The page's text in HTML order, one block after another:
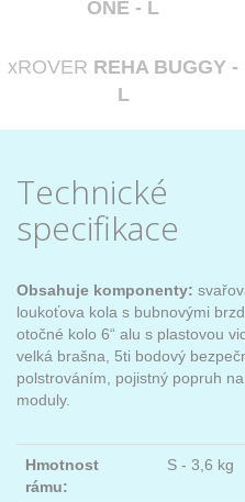
ONE - L
xROVER REHA BUGGY -
L
Technické
specifikace
Obsahuje komponenty:
loukoťova kola s bubnovými
otočné kolo 6“ alu s plastovou
velká brašna, 5ti bodový
polstrováním, pojistný popruh
moduly.
Hmotnost
rámu:
S - 3,6 kg